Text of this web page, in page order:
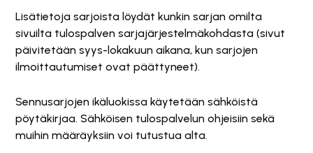
Lisätietoja sarjoista löydät kunkin sarjan omilta
sivuilta tulospalven sarjajärjestelmäkohdasta (sivut
päivitetään syys-lokakuun aikana, kun sarjojen
ilmoittautumiset ovat päättyneet).
Sennusarjojen ikäluokissa käytetään sähköistä
pöytäkirjaa. Sähköisen tulospalvelun ohjeisiin sekä
muihin määräyksiin voi tutustua alta.